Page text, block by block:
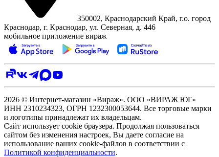
350002, Краснодарский Край, г.о. город
Краснодар, г. Краснодар, ул. Северная, д. 446
мобильное приложение вираж
2026 © Интернет-магазин «Вираж». ООО «ВИРАЖ ЮГ»
ИНН 2310234323, ОГРН 1232300053644. Все торговые марки
и логотипы принадлежат их владельцам.
Сайт использует cookie браузера. Продолжая пользоваться
сайтом без изменения настроек, Вы даете согласие на
использование ваших cookie-файлов в соответствии с
Политикой конфиденциальности.